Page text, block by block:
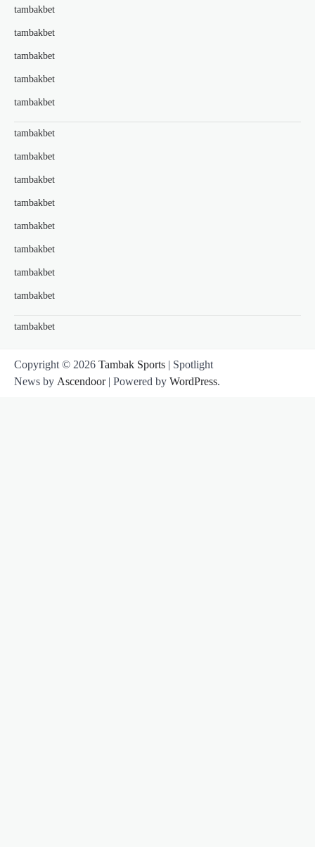
tambakbet
tambakbet
tambakbet
tambakbet
tambakbet
tambakbet
tambakbet
tambakbet
tambakbet
tambakbet
tambakbet
tambakbet
tambakbet
tambakbet
Copyright © 2026 Tambak Sports | Spotlight
News by Ascendoor| Powered by WordPress.